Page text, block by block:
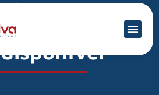
Financeiro
10.2.0 já